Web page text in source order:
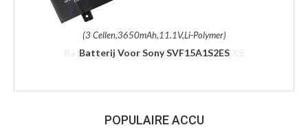
(3 Cellen,3650mAh,11.1V,Li-Polymer)
Batterij Voor Sony SVF15A1S2ES
POPULAIRE ACCU